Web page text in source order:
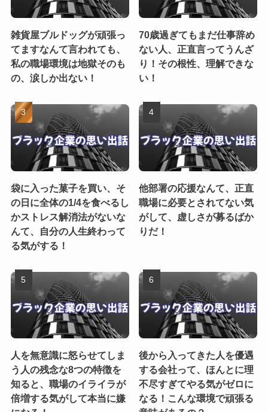
雑貨屋ブルドッグが頑張っ
てますなんて言われても、
私の職場環境は地獄そのも
の、涙しか出ない！
70歳過ぎてもまだ仕事辞め
ない人、正直言ってうんざ
り！その根性、理解できな
い！
袋に入った菓子を買い、そ
の日に全体の1/4を食べるし
かストレス解消法がないな
んて、自分の人生終わって
る気がする！
他部署の応援なんて、正直
職場に必要とされてない気
がして、虚しさが募るばか
りだ！
人を無意識に怒らせてしま
う人の残念な8つの特徴を
知ると、職場のイライラが
倍増する気がして本当に嫌
後から入ってきた人を優遇
する会社って、ほんとに理
不尽すぎてやる気がゼロに
なる！こんな環境で頑張る